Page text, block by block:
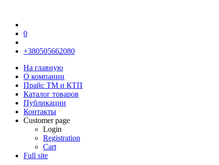
0
+380505662080
На главную
О компании
Прайс TM и КТП
Каталог товаров
Публикации
Контакты
Customer page
Login
Registration
Cart
Full site